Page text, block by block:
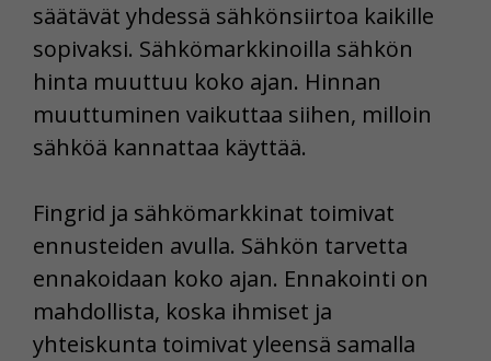
säätävät yhdessä sähkönsiirtoa kaikille
sopivaksi. Sähkömarkkinoilla sähkön
hinta muuttuu koko ajan. Hinnan
muuttuminen vaikuttaa siihen, milloin
sähköä kannattaa käyttää.
Fingrid ja sähkömarkkinat toimivat
ennusteiden avulla. Sähkön tarvetta
ennakoidaan koko ajan. Ennakointi on
mahdollista, koska ihmiset ja
yhteiskunta toimivat yleensä samalla